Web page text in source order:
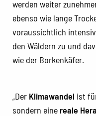
werden weiter
ebenso wie lange
voraussichtlich
den Wäldern zu und
wie der Borkenkäfer.
„Der Klimawandel ist
sondern eine reale